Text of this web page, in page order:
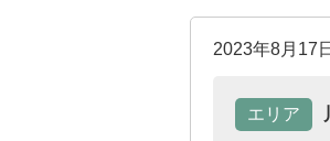
2023年8月17
エリア